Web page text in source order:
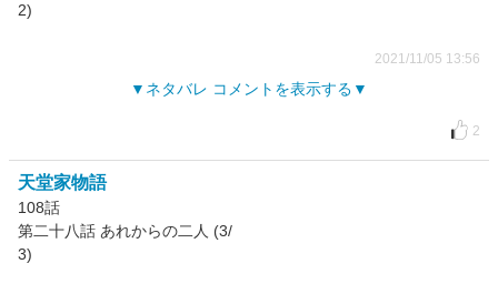
2)
2021/11/05 13:56
ネタバレ コメントを表示する
2
天堂家物語
108話
第二十八話 あれからの二人 (3/
3)